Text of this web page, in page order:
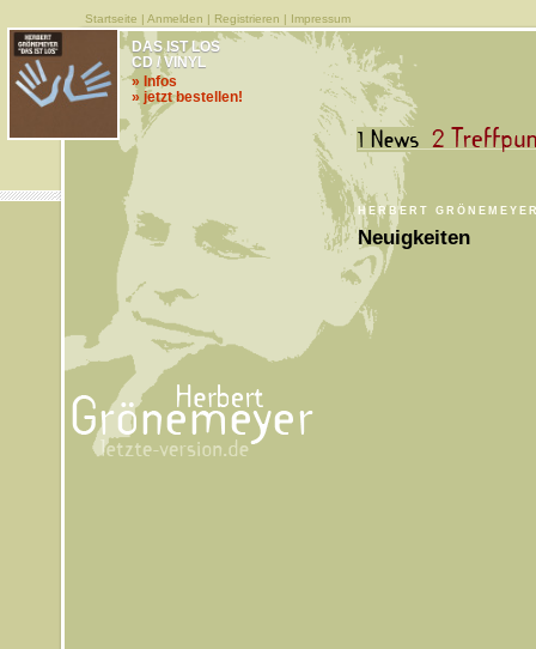
Startseite | Anmelden | Registrieren | Impressum
HERBERT
Neuigkeiten
DAS IST LOS
CD / VINYL
» Infos
» jetzt bestellen!